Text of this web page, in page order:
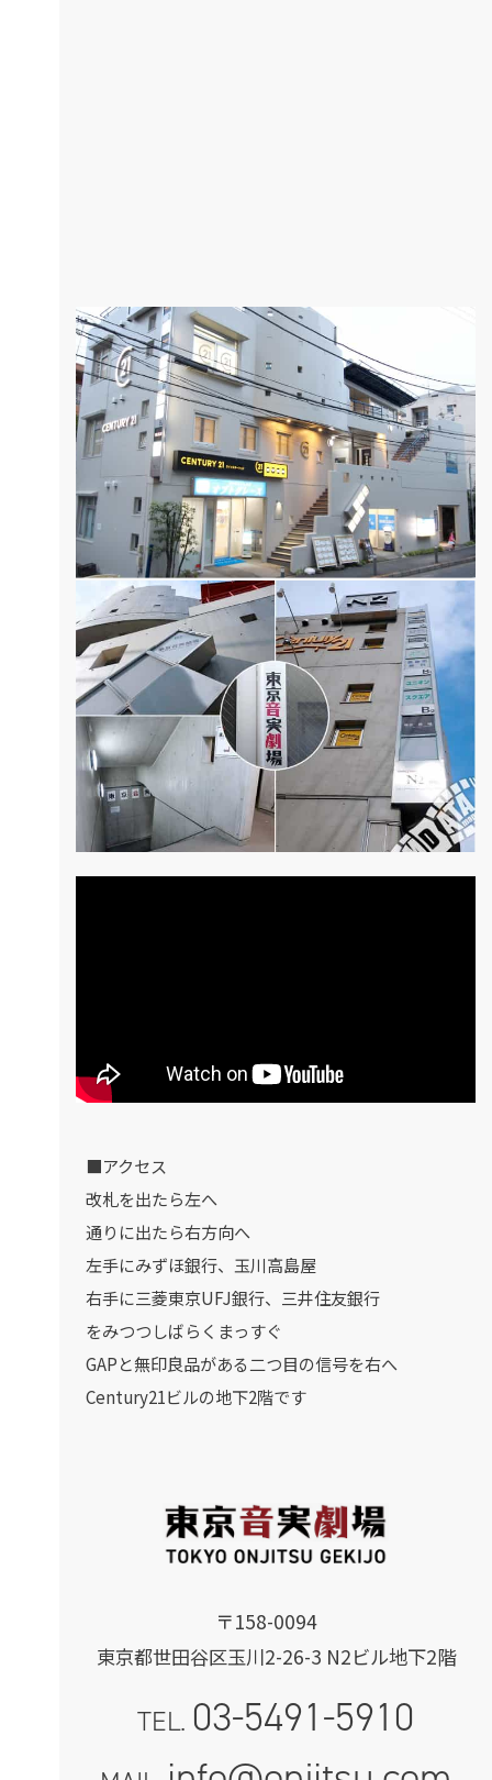
〒158-0094
東京都世田谷区玉川2-26-3 N2ビル地下2階
TEL. 03-5491-5910
■アクセス
改札を出たら左へ
通りに出たら右方向へ
左手にみずほ銀行、玉川高島屋
右手に三菱東京UFJ銀行、三井住友銀行
をみつつしばらくまっすぐ
GAPと無印良品がある二つ目の信号を右へ
Century21ビルの地下2階です